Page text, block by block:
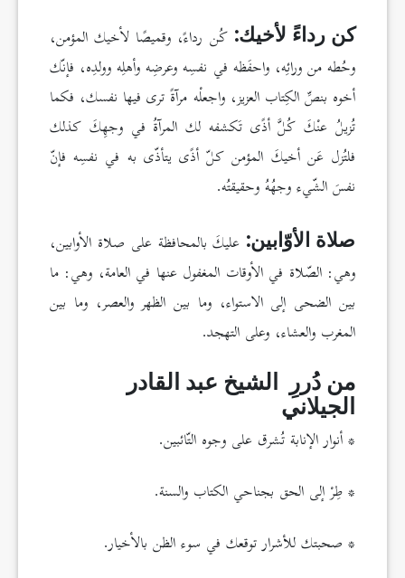
كن رداءً لأخيك: كُن رداءً، وقميصًا لأخيك المؤمن،
وحُطه من ورائِه، واحفَظه في نفسِه وعرضِه وأهلِه وولدِه، فإنّك
أخوه بنصِّ الكِتاب العزيز، واجعلْه مرآةً ترى فيها نفسك، فكما
تُزيلُ عنْكَ كُلَّ أذًى تَكشفه لك المرآةُ في وجهِكَ كذلك
فلتُزل عَن أخيكَ المؤمن كلّ أذًى يتأذّى به في نفسِه فإنّ
نفسَ الشّيء وجهُهُ وحقيقتُه.
صلاة الأوّابين: عليكَ بالمحافظة على صلاة الأوابين،
وهي: الصّلاة في الأوقات المغفول عنها في العامة، وهي: ما
بين الضحى إلى الاستواء، وما بين الظهر والعصر، وما بين
المغرب والعشاء، وعلى التهجد.
من دُررِ الشيخ عبد القادر
الجيلاني
* أنوار الإنابة تُشرق على وجوه التّائبين.
* طِرْ إلى الحق بجناحي الكتاب والسنة.
* صحبتك للأشرار توقعك في سوء الظن بالأخيار.